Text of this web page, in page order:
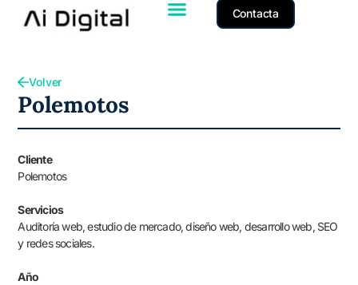
Contacta
Volver
Polemotos
Cliente
Polemotos
Servicios
Auditoría web, estudio de mercado, diseño web, desarrollo web, SEO
y redes sociales.
Año